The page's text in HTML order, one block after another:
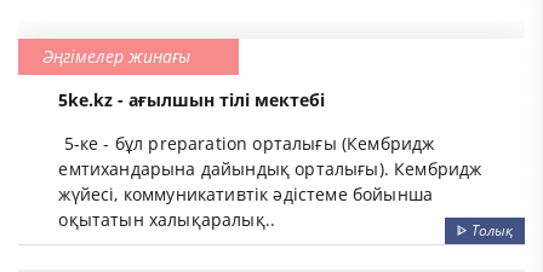
Әңгімелер жинағы
5ke.kz - ағылшын тілі мектебі
5-ке - бұл preparation орталығы (Кембридж
емтихандарына дайындық орталығы). Кембридж
жүйесі, коммуникативтік әдістеме бойынша
оқытатын халықаралық..
ᐈ Толық